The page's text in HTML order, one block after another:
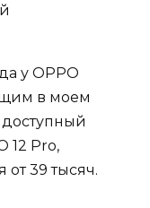
у OPPO
в моем
доступный
12 Pro,
от 39 тысяч.